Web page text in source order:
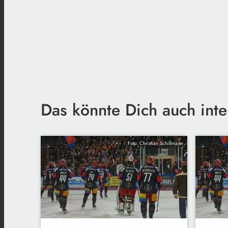
Das könnte Dich auch
Foto: Christian Schillmaier